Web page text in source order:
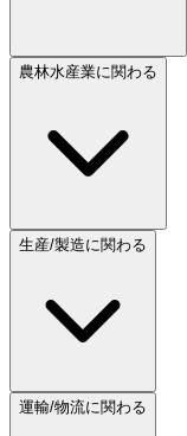
農林水産業に関わる
生産/製造に関わる
運輸/物流に関わる